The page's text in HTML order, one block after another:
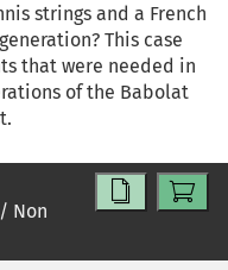
strings and a French
This case
that were needed in
of the Babolat
Non